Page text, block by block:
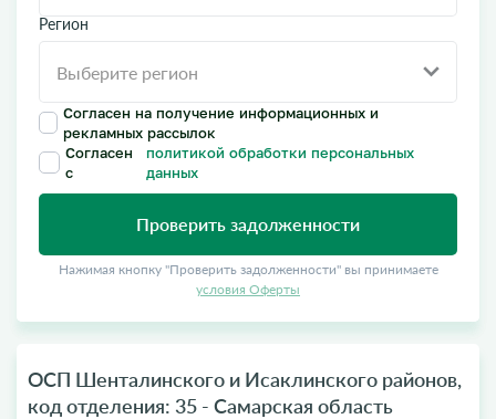
Регион
Согласен на получение информационных и
рекламных рассылок
Согласен
с
политикой обработки персональных
данных
Проверить задолженности
Нажимая кнопку "Проверить задолженности" вы принимаете
условия Оферты
ОСП Шенталинского и Исаклинского районов,
код отделения: 35 - Самарская область